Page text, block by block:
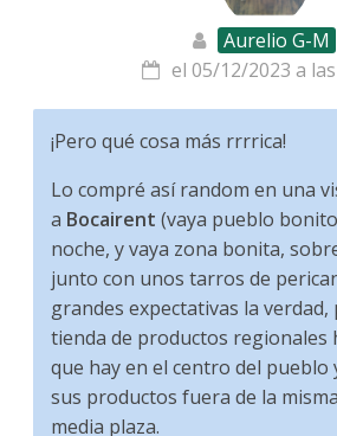
Aurelio G-M
el 05/12/2023 a
¡Pero qué cosa más rrrrica!
Lo compré así random en una
a Bocairent (vaya pueblo
noche, y vaya zona bonita,
junto con unos tarros de
grandes expectativas la
tienda de productos regionales
que hay en el centro del pueblo
sus productos fuera de la
media plaza.